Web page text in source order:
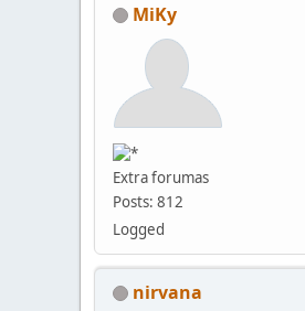
MiKy
Extra forumas
Posts: 812
Logged
nirvana